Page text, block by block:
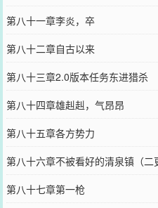
第八十一章李炎，卒
第八十二章自古以来
第八十三章2.0版本任务东进猎杀
第八十四章雄赳赳，气昂昂
第八十五章各方势力
第八十六章不被看好的清泉镇（二
第八十七章第一枪